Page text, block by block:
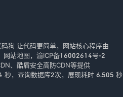
码狗 让代码更简单，网站核心程序由
网站地图， 渝ICP备16002614号-2
、 酷盾安全高防CDN等提供
秒，查询数据库2次， 展现耗时 6.505 秒